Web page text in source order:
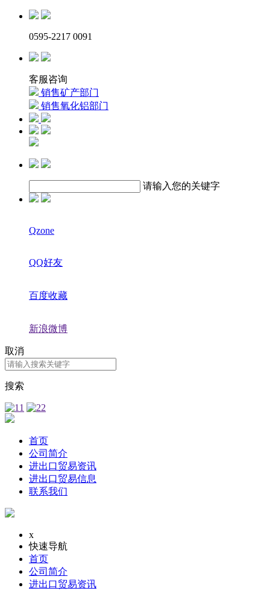
0595-2217 0091
客服咨询
销售矿产部门
销售氧化铝部门
请输入您的关键字
Qzone
QQ好友
百度收藏
新浪微博
取消
搜索
首页
公司简介
进出口贸易资讯
进出口贸易信息
联系我们
x
快速导航
首页
公司简介
进出口贸易资讯